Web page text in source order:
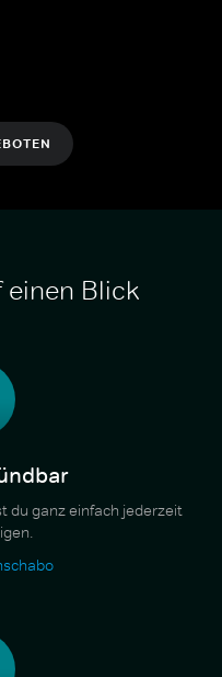
einen Blick
du ganz einfach jederzeit